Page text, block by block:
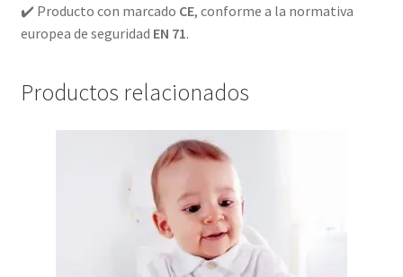
✔️ Producto con marcado CE, conforme a la normativa
europea de seguridad EN 71.
Productos relacionados